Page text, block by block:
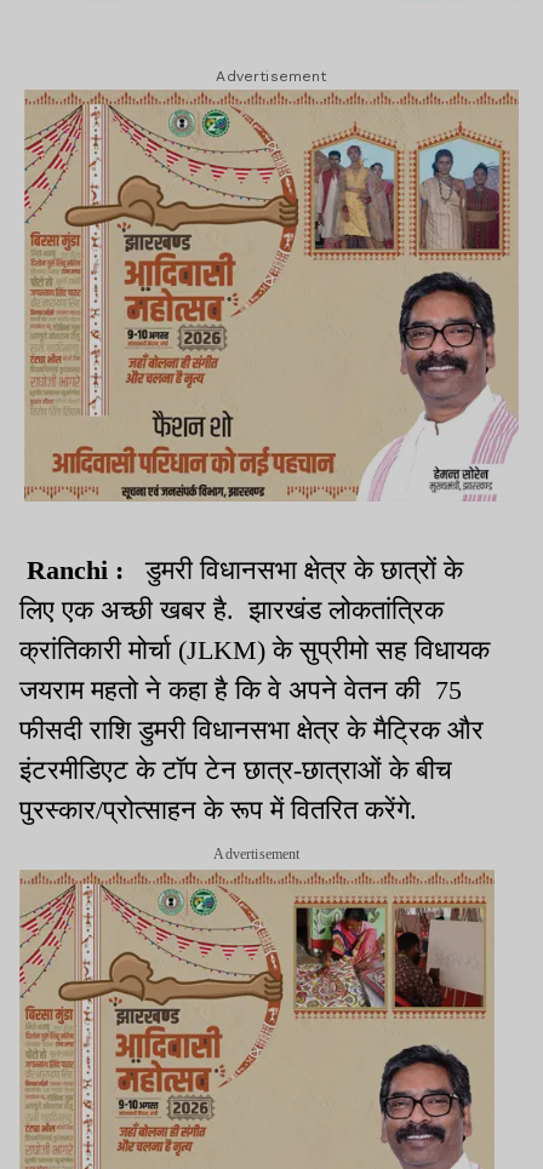
Advertisement
Ranchi :
डुमरी विधानसभा क्षेत्र के छात्रों के
लिए एक अच्छी खबर है. झारखंड लोकतांत्रिक
क्रांतिकारी मोर्चा (JLKM)के सुप्रीमो सह विधायक
जयराम महतो ने कहा है कि वे अपने वेतन की 75
फीसदी राशिडुमरी विधानसभा क्षेत्र के मैट्रिक और
इंटरमीडिएट के टॉप टेन छात्र-छात्राओं के बीच
पुरस्कार/प्रोत्साहन के रूप में वितरित करेंगे.
Advertisement